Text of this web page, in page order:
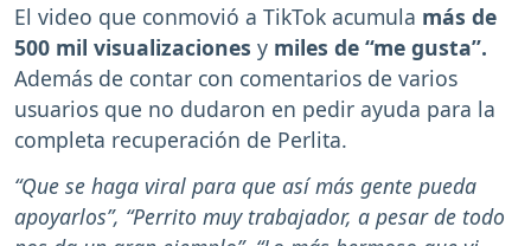
El video que conmovió a TikTok acumula más de
500 mil visualizaciones y miles de “me gusta”.
Además de contar con comentarios de varios
usuarios que no dudaron en pedir ayuda para la
completa recuperación de Perlita.
“Que se haga viral para que así más gente pueda
apoyarlos”, “Perrito muy trabajador, a pesar de todo